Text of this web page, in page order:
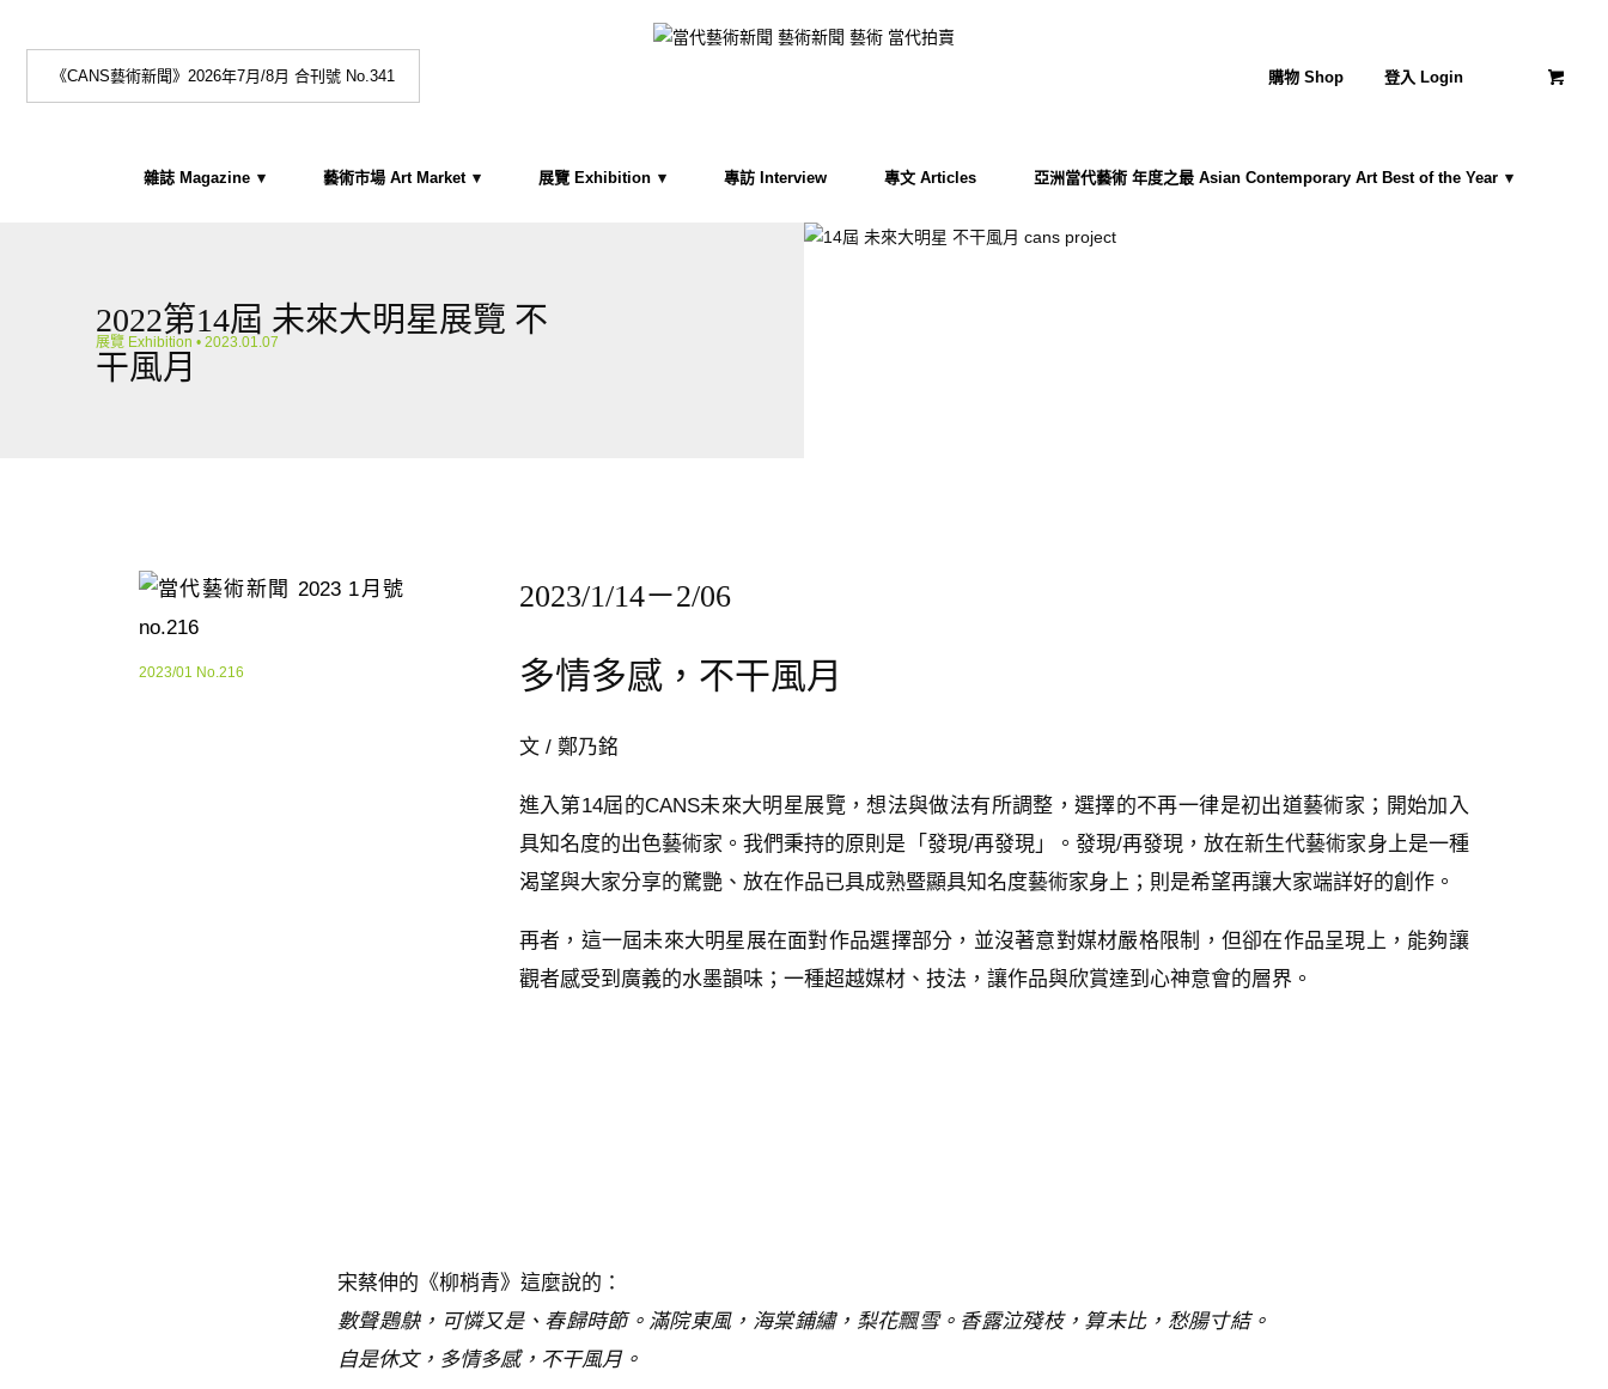
《CANS藝術新聞》2026年7月/8月 合刊號 No.341 購物 Shop 登入 Login
雜誌 Magazine 藝術市場 Art Market 展覽 Exhibition 專訪 Interview 專文 Articles 亞洲當代藝術 年度之最 Asian Contemporary Art Best of the Year
展覽 Exhibition • 2023.01.07
2022第14屆 未來大明星展覽 不
干風月
2023/01 No.216
2023/1/14－2/06
多情多感，不干風月
文 / 鄭乃銘
進入第14屆的CANS未來大明星展覽，想法與做法有所調整，選擇的不再一律是初出道藝術家；開始加入
具知名度的出色藝術家。我們秉持的原則是「發現/再發現」。發現/再發現，放在新生代藝術家身上是一種
渴望與大家分享的驚艷、放在作品已具成熟暨顯具知名度藝術家身上；則是希望再讓大家端詳好的創作。
再者，這一屆未來大明星展在面對作品選擇部分，並沒著意對媒材嚴格限制，但卻在作品呈現上，能夠讓
觀者感受到廣義的水墨韻味；一種超越媒材、技法，讓作品與欣賞達到心神意會的層界。
宋蔡伸的《柳梢青》這麼說的：
數聲鶗鴃，可憐又是、春歸時節。滿院東風，海棠鋪繡，梨花飄雪。香露泣殘枝，算未比，愁腸寸結。
自是休文，多情多感，不干風月。